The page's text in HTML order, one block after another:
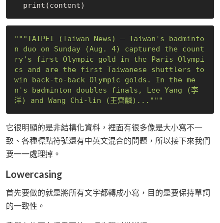
"""TAIPEI (Taiwan News) — Taiwan's badminto
n duo on Sunday (Aug. 4) captured the count
ry's first Olympic gold in the Paris Olympi
cs and are the first Taiwanese shuttlers to
win back-to-back Olympic golds. In the me
n's badminton doubles finals, Lee Yang (李
洋) and Wang Chi-lin (王齊麟)..."""
它很明顯的是非結構化資料，裡面有很多像是大小寫不一
致、各種標點符號還有中英文混合的問題，所以接下來我們
要一一處理掉。
Lowercasing
首先要做的就是將所有文字都轉成小寫，目的是要保持單詞
的一致性。